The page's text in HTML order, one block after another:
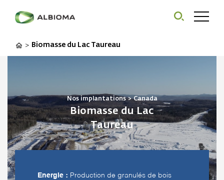
> Biomasse du Lac Taureau
Nos implantations > Canada
Biomasse du Lac
Taureau
Energie : Production de granulés de bois